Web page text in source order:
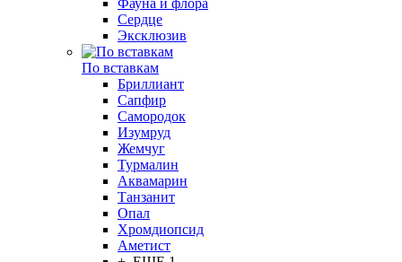
Фауна и флора
Сердце
Эксклюзив
По вставкам
Бриллиант
Сапфир
Самородок
Изумруд
Жемчуг
Турмалин
Аквамарин
Танзанит
Опал
Хромдиопсид
Аметист